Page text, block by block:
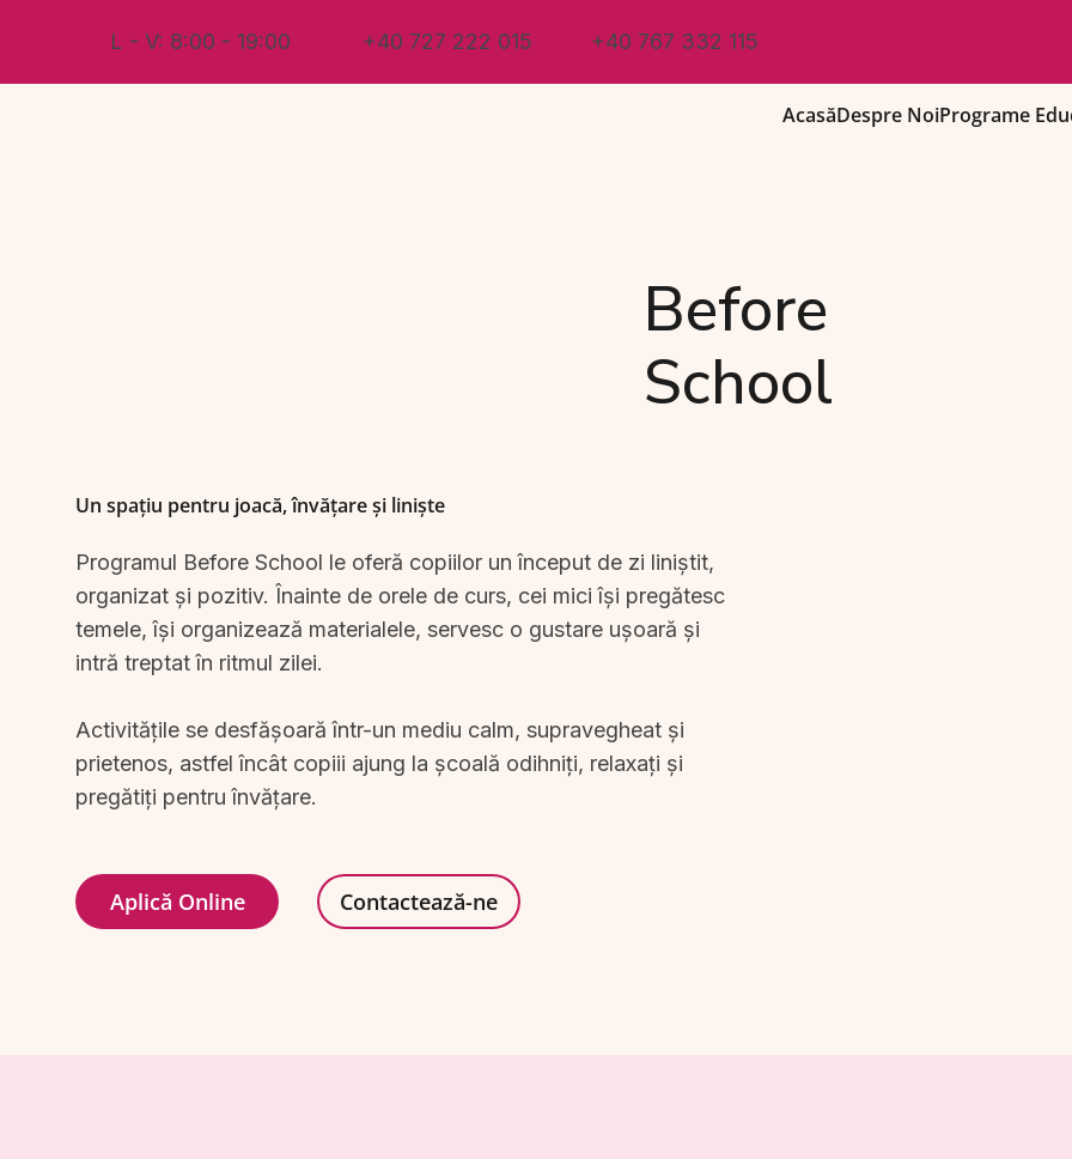
AcasăDespre NoiPrograme
L - V: 8:00 - 19:00 +40 727 222 015 +40 767 332 115
Before
School
Un spațiu pentru joacă, învățare și liniște
Programul Before School le oferă copiilor un început de zi liniștit,
organizat și pozitiv. Înainte de orele de curs, cei mici își pregătesc
temele, își organizează materialele, servesc o gustare ușoară și
intră treptat în ritmul zilei.
Activitățile se desfășoară într-un mediu calm, supravegheat și
prietenos, astfel încât copiii ajung la școală odihniți, relaxați și
pregătiți pentru învățare.
Aplică Online Contactează-ne